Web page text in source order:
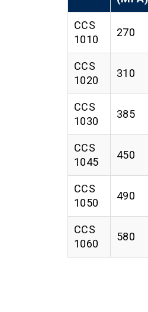
CCS
1010
270
CCS
1020
310
CCS
1030
385
CCS
1045
450
CCS
1050
490
CCS
1060
580